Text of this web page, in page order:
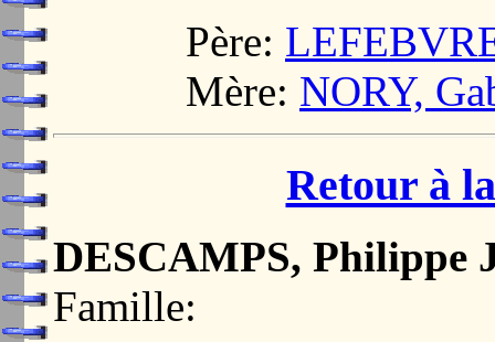
Père:
Mère: NORY,
Retour à
DESCAMPS, Philippe
Famille: